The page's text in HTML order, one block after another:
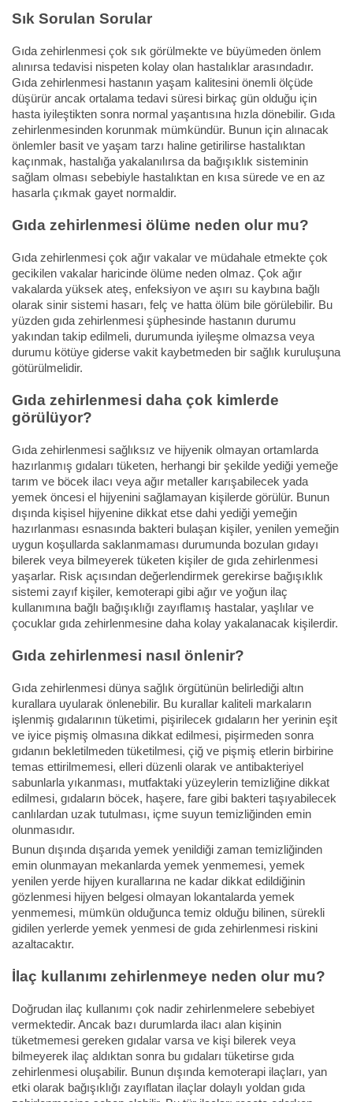
Sık Sorulan Sorular
Gıda zehirlenmesi çok sık görülmekte ve büyümeden önlem
alınırsa tedavisi nispeten kolay olan hastalıklar arasındadır.
Gıda zehirlenmesi hastanın yaşam kalitesini önemli ölçüde
düşürür ancak ortalama tedavi süresi birkaç gün olduğu için
hasta iyileştikten sonra normal yaşantısına hızla dönebilir. Gıda
zehirlenmesinden korunmak mümkündür. Bunun için alınacak
önlemler basit ve yaşam tarzı haline getirilirse hastalıktan
kaçınmak, hastalığa yakalanılırsa da bağışıklık sisteminin
sağlam olması sebebiyle hastalıktan en kısa sürede ve en az
hasarla çıkmak gayet normaldir.
Gıda zehirlenmesi ölüme neden olur mu?
Gıda zehirlenmesi çok ağır vakalar ve müdahale etmekte çok
gecikilen vakalar haricinde ölüme neden olmaz. Çok ağır
vakalarda yüksek ateş, enfeksiyon ve aşırı su kaybına bağlı
olarak sinir sistemi hasarı, felç ve hatta ölüm bile görülebilir. Bu
yüzden gıda zehirlenmesi şüphesinde hastanın durumu
yakından takip edilmeli, durumunda iyileşme olmazsa veya
durumu kötüye giderse vakit kaybetmeden bir sağlık kuruluşuna
götürülmelidir.
Gıda zehirlenmesi daha çok kimlerde
görülüyor?
Gıda zehirlenmesi sağlıksız ve hijyenik olmayan ortamlarda
hazırlanmış gıdaları tüketen, herhangi bir şekilde yediği yemeğe
tarım ve böcek ilacı veya ağır metaller karışabilecek yada
yemek öncesi el hijyenini sağlamayan kişilerde görülür. Bunun
dışında kişisel hijyenine dikkat etse dahi yediği yemeğin
hazırlanması esnasında bakteri bulaşan kişiler, yenilen yemeğin
uygun koşullarda saklanmaması durumunda bozulan gıdayı
bilerek veya bilmeyerek tüketen kişiler de gıda zehirlenmesi
yaşarlar. Risk açısından değerlendirmek gerekirse bağışıklık
sistemi zayıf kişiler, kemoterapi gibi ağır ve yoğun ilaç
kullanımına bağlı bağışıklığı zayıflamış hastalar, yaşlılar ve
çocuklar gıda zehirlenmesine daha kolay yakalanacak kişilerdir.
Gıda zehirlenmesi nasıl önlenir?
Gıda zehirlenmesi dünya sağlık örgütünün belirlediği altın
kurallara uyularak önlenebilir. Bu kurallar kaliteli markaların
işlenmiş gıdalarının tüketimi, pişirilecek gıdaların her yerinin eşit
ve iyice pişmiş olmasına dikkat edilmesi, pişirmeden sonra
gıdanın bekletilmeden tüketilmesi, çiğ ve pişmiş etlerin birbirine
temas ettirilmemesi, elleri düzenli olarak ve antibakteriyel
sabunlarla yıkanması, mutfaktaki yüzeylerin temizliğine dikkat
edilmesi, gıdaların böcek, haşere, fare gibi bakteri taşıyabilecek
canlılardan uzak tutulması, içme suyun temizliğinden emin
olunmasıdır.
Bunun dışında dışarıda yemek yenildiği zaman temizliğinden
emin olunmayan mekanlarda yemek yenmemesi, yemek
yenilen yerde hijyen kurallarına ne kadar dikkat edildiğinin
gözlenmesi hijyen belgesi olmayan lokantalarda yemek
yenmemesi, mümkün olduğunca temiz olduğu bilinen, sürekli
gidilen yerlerde yemek yenmesi de gıda zehirlenmesi riskini
azaltacaktır.
İlaç kullanımı zehirlenmeye neden olur mu?
Doğrudan ilaç kullanımı çok nadir zehirlenmelere sebebiyet
vermektedir. Ancak bazı durumlarda ilacı alan kişinin
tüketmemesi gereken gıdalar varsa ve kişi bilerek veya
bilmeyerek ilaç aldıktan sonra bu gıdaları tüketirse gıda
zehirlenmesi oluşabilir. Bunun dışında kemoterapi ilaçları, yan
etki olarak bağışıklığı zayıflatan ilaçlar dolaylı yoldan gıda